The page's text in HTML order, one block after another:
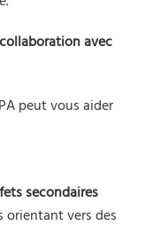
avec
peut vous aider
secondaires
orientant vers des